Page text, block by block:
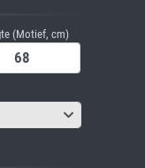
(Motief, cm)